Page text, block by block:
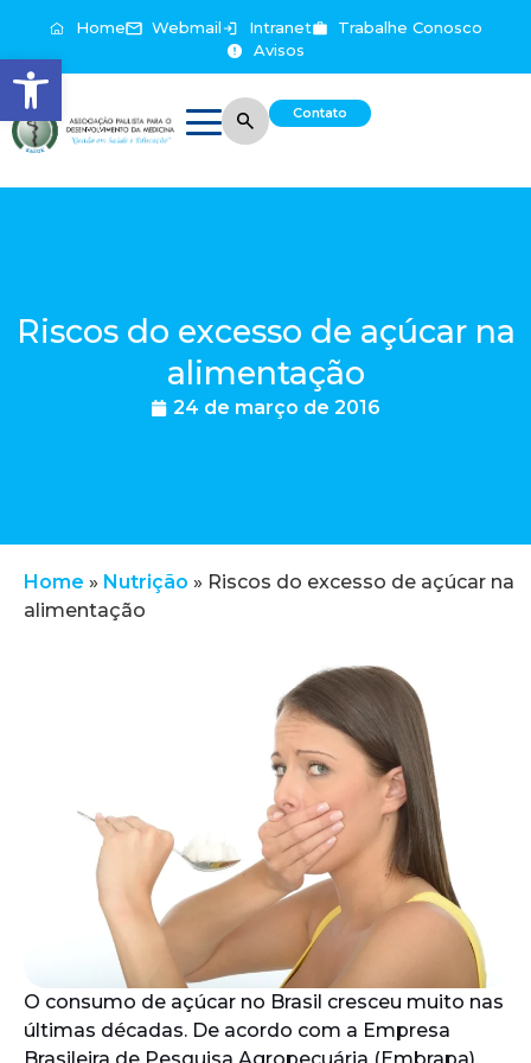
Abrir a barra de ferramentas
Home Webmail Intranet
Trabalhe Conosco
Avisos
Contato
Riscos do excesso de açúcar na
alimentação
24 de março de 2016
Home » Nutrição » Riscos do excesso de açúcar na
alimentação
O consumo de açúcar no Brasil cresceu muito nas
últimas décadas. De acordo com a Empresa